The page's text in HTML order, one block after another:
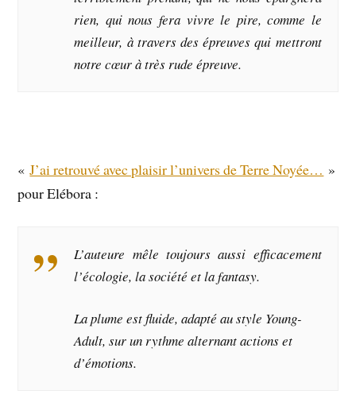
rien, qui nous fera vivre le pire, comme le
meilleur, à travers des épreuves qui mettront
notre cœur à très rude épreuve.
«J’ai retrouvé avec plaisir l’univers de Terre Noyée… »
pour Elébora :
L’auteure mêle toujours aussi efficacement
l’écologie, la société et la fantasy.
La plume est fluide, adapté au style Young-
Adult, sur un rythme alternant actions et
d’émotions.